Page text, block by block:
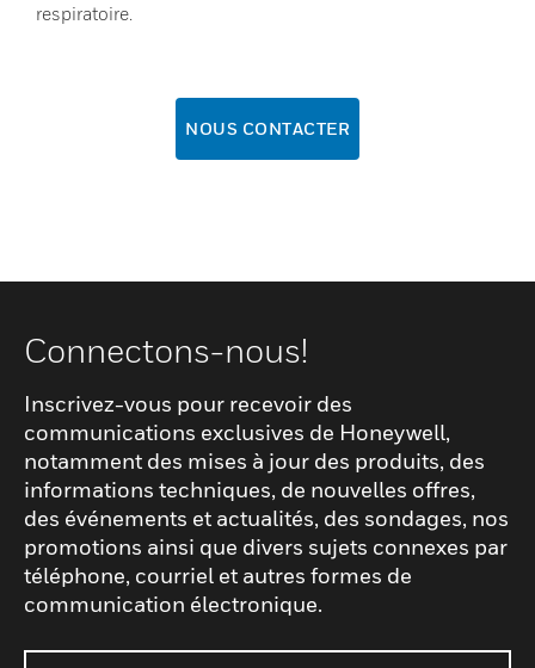
respiratoire.
NOUS CONTACTER
Connectons-nous!
Inscrivez-vous pour recevoir des
communications exclusives de Honeywell,
notamment des mises à jour des produits, des
informations techniques, de nouvelles offres,
des événements et actualités, des sondages, nos
promotions ainsi que divers sujets connexes par
téléphone, courriel et autres formes de
communication électronique.